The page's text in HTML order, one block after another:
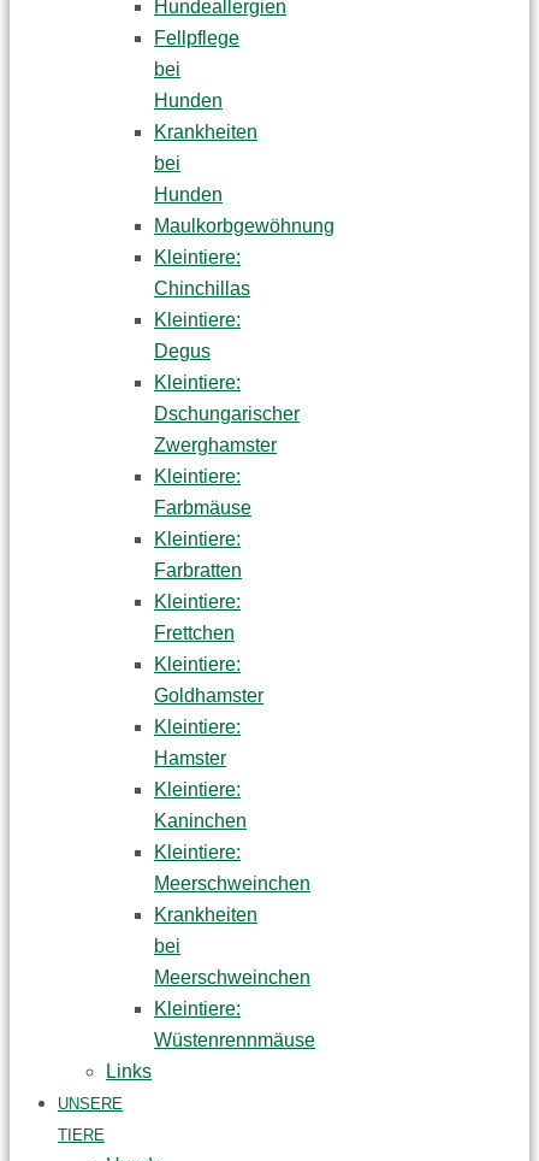
Hundeallergien
Fellpflege
bei
Hunden
Krankheiten
bei
Hunden
Maulkorbgewöhnung
Kleintiere:
Chinchillas
Kleintiere:
Degus
Kleintiere:
Dschungarischer
Zwerghamster
Kleintiere:
Farbmäuse
Kleintiere:
Farbratten
Kleintiere:
Frettchen
Kleintiere:
Goldhamster
Kleintiere:
Hamster
Kleintiere:
Kaninchen
Kleintiere:
Meerschweinchen
Krankheiten
bei
Meerschweinchen
Kleintiere:
Wüstenrennmäuse
Links
UNSERE
TIERE